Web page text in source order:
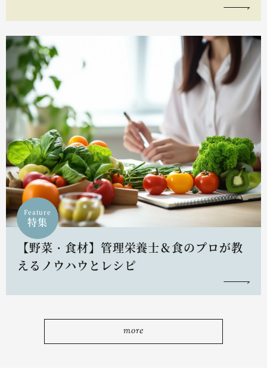
Feature
特集
【野菜・食材】管理栄養士＆食のプロが教
えるノウハウとレシピ
more